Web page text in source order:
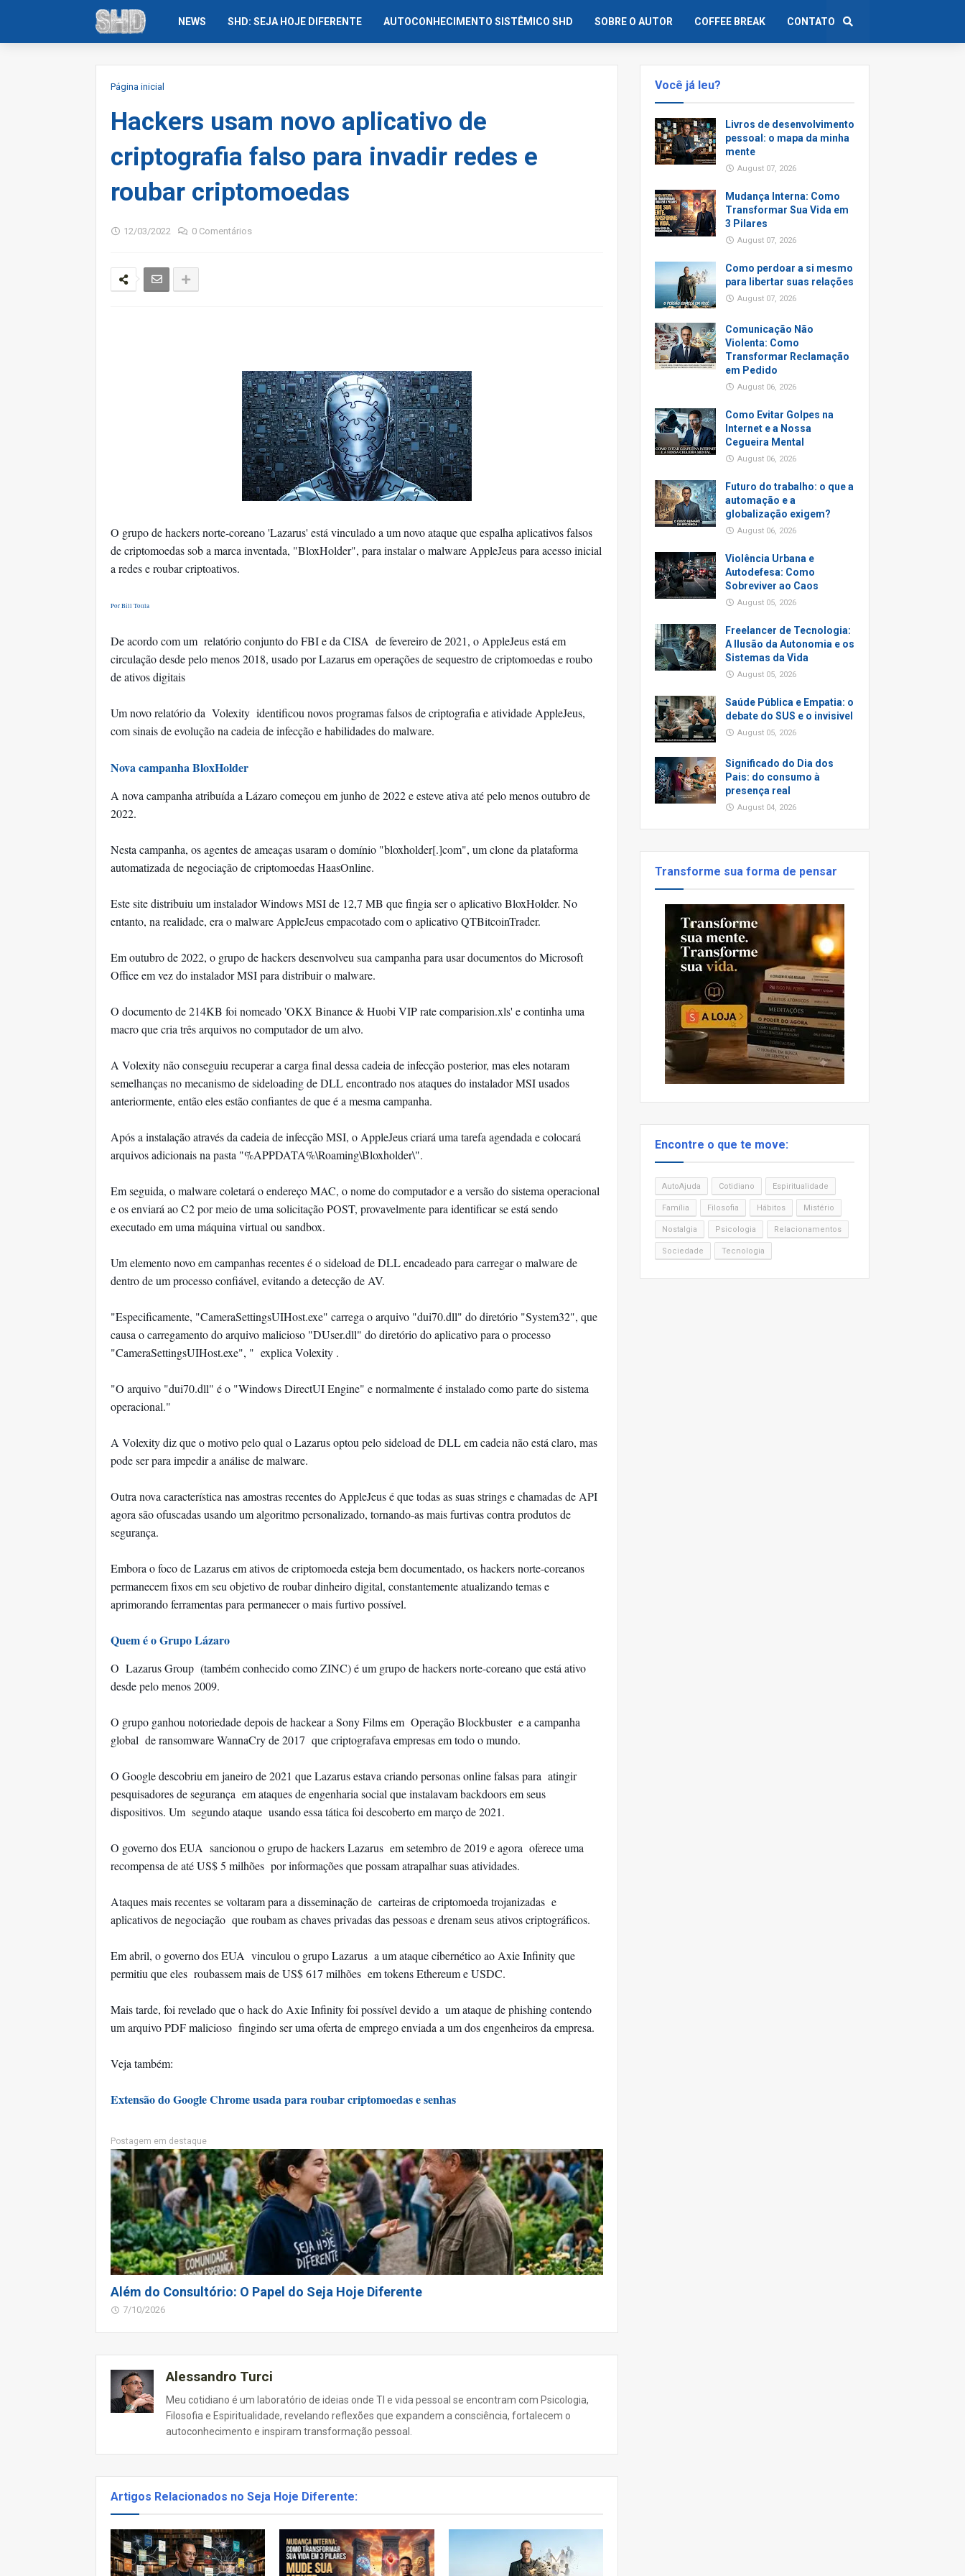
NEWS SHD: SEJA HOJE DIFERENTE AUTOCONHECIMENTO SISTÊMICO SHD SOBRE O AUTOR COFFEE BREAK CONTATO
Página inicial
Hackers usam novo aplicativo de
criptografia falso para invadir redes e
roubar criptomoedas
12/03/2022 0 Comentários
O grupo de hackers norte-coreano 'Lazarus' está vinculado a um novo ataque que espalha aplicativos falsos
de criptomoedas sob a marca inventada, "BloxHolder", para instalar o malware AppleJeus para acesso inicial
a redes e roubar criptoativos.
Por Bill Toula
De acordo com um relatório conjunto do FBI e da CISA de fevereiro de 2021, o AppleJeus está em
circulação desde pelo menos 2018, usado por Lazarus em operações de sequestro de criptomoedas e roubo
de ativos digitais
Um novo relatório da Volexity identificou novos programas falsos de criptografia e atividade AppleJeus,
com sinais de evolução na cadeia de infecção e habilidades do malware.
Nova campanha BloxHolder
A nova campanha atribuída a Lázaro começou em junho de 2022 e esteve ativa até pelo menos outubro de
2022.
Nesta campanha, os agentes de ameaças usaram o domínio "bloxholder[.]com", um clone da plataforma
automatizada de negociação de criptomoedas HaasOnline.
Este site distribuiu um instalador Windows MSI de 12,7 MB que fingia ser o aplicativo BloxHolder. No
entanto, na realidade, era o malware AppleJeus empacotado com o aplicativo QTBitcoinTrader.
Em outubro de 2022, o grupo de hackers desenvolveu sua campanha para usar documentos do Microsoft
Office em vez do instalador MSI para distribuir o malware.
O documento de 214KB foi nomeado 'OKX Binance & Huobi VIP rate comparision.xls' e continha uma
macro que cria três arquivos no computador de um alvo.
A Volexity não conseguiu recuperar a carga final dessa cadeia de infecção posterior, mas eles notaram
semelhanças no mecanismo de sideloading de DLL encontrado nos ataques do instalador MSI usados ​​
anteriormente, então eles estão confiantes de que é a mesma campanha.
Após a instalação através da cadeia de infecção MSI, o AppleJeus criará uma tarefa agendada e colocará
arquivos adicionais na pasta "%APPDATA%\Roaming\Bloxholder\".
Em seguida, o malware coletará o endereço MAC, o nome do computador e a versão do sistema operacional
e os enviará ao C2 por meio de uma solicitação POST, provavelmente para identificar se está sendo
executado em uma máquina virtual ou sandbox.
Um elemento novo em campanhas recentes é o sideload de DLL encadeado para carregar o malware de
dentro de um processo confiável, evitando a detecção de AV.
"Especificamente, "CameraSettingsUIHost.exe" carrega o arquivo "dui70.dll" do diretório "System32", que
causa o carregamento do arquivo malicioso "DUser.dll" do diretório do aplicativo para o processo
"CameraSettingsUIHost.exe", " explica Volexity .
"O arquivo "dui70.dll" é o "Windows DirectUI Engine" e normalmente é instalado como parte do sistema
operacional."
A Volexity diz que o motivo pelo qual o Lazarus optou pelo sideload de DLL em cadeia não está claro, mas
pode ser para impedir a análise de malware.
Outra nova característica nas amostras recentes do AppleJeus é que todas as suas strings e chamadas de API
agora são ofuscadas usando um algoritmo personalizado, tornando-as mais furtivas contra produtos de
segurança.
Embora o foco de Lazarus em ativos de criptomoeda esteja bem documentado, os hackers norte-coreanos
permanecem fixos em seu objetivo de roubar dinheiro digital, constantemente atualizando temas e
aprimorando ferramentas para permanecer o mais furtivo possível.
Quem é o Grupo Lázaro
O Lazarus Group (também conhecido como ZINC) é um grupo de hackers norte-coreano que está ativo
desde pelo menos 2009.
O grupo ganhou notoriedade depois de hackear a Sony Films em Operação Blockbuster e a campanha
global de ransomware WannaCry de 2017 que criptografava empresas em todo o mundo.
O Google descobriu em janeiro de 2021 que Lazarus estava criando personas online falsas para atingir
pesquisadores de segurança em ataques de engenharia social que instalavam backdoors em seus
dispositivos. Um segundo ataque usando essa tática foi descoberto em março de 2021.
O governo dos EUA sancionou o grupo de hackers Lazarus em setembro de 2019 e agora oferece uma
recompensa de até US$ 5 milhões por informações que possam atrapalhar suas atividades.
Ataques mais recentes se voltaram para a disseminação de carteiras de criptomoeda trojanizadas e
aplicativos de negociação que roubam as chaves privadas das pessoas e drenam seus ativos criptográficos.
Em abril, o governo dos EUA vinculou o grupo Lazarus a um ataque cibernético ao Axie Infinity que
permitiu que eles roubassem mais de US$ 617 milhões em tokens Ethereum e USDC.
Mais tarde, foi revelado que o hack do Axie Infinity foi possível devido a um ataque de phishing contendo
um arquivo PDF malicioso fingindo ser uma oferta de emprego enviada a um dos engenheiros da empresa.
Veja também:
Extensão do Google Chrome usada para roubar criptomoedas e senhas
Postagem em destaque
Além do Consultório: O Papel do Seja Hoje Diferente
7/10/2026
Alessandro Turci
Meu cotidiano é um laboratório de ideias onde TI e vida pessoal se encontram com Psicologia,
Filosofia e Espiritualidade, revelando reflexões que expandem a consciência, fortalecem o
autoconhecimento e inspiram transformação pessoal.
Artigos Relacionados no Seja Hoje Diferente:
Você já leu?
Livros de desenvolvimento
pessoal: o mapa da minha
mente
August 07, 2026
Mudança Interna: Como
Transformar Sua Vida em
3 Pilares
August 07, 2026
Como perdoar a si mesmo
para libertar suas relações
August 07, 2026
Comunicação Não
Violenta: Como
Transformar Reclamação
em Pedido
August 06, 2026
Como Evitar Golpes na
Internet e a Nossa
Cegueira Mental
August 06, 2026
Futuro do trabalho: o que a
automação e a
globalização exigem?
August 06, 2026
Violência Urbana e
Autodefesa: Como
Sobreviver ao Caos
August 05, 2026
Freelancer de Tecnologia:
A Ilusão da Autonomia e os
Sistemas da Vida
August 05, 2026
Saúde Pública e Empatia: o
debate do SUS e o invisivel
August 05, 2026
Significado do Dia dos
Pais: do consumo à
presença real
August 04, 2026
Transforme sua forma de pensar
Encontre o que te move:
AutoAjuda Cotidiano Espiritualidade
Família Filosofia Hábitos Mistério
Nostalgia Psicologia Relacionamentos
Sociedade Tecnologia